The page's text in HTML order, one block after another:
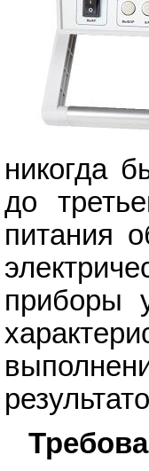
никогда
до
питания
приборы